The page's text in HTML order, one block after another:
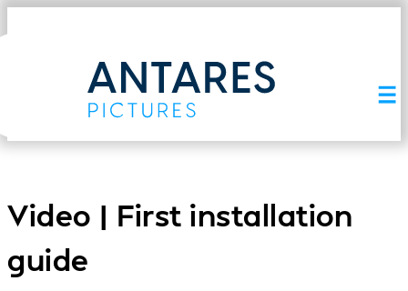
Video | First installation
guide